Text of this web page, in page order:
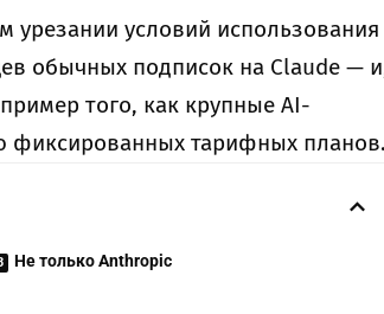
урезании условий использования
обычных подписок на Claude —
того, как крупные AI-
фиксированных тарифных планов.
Не только Anthropic